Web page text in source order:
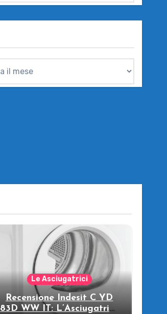
Le Asciugatrici
Recensione Indesit C YD
83D WW IT: L’Asciugatrice